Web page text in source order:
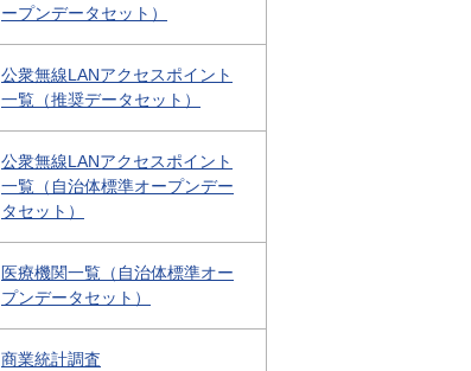
ープンデータセット）
公衆無線LANアクセスポイント
一覧（推奨データセット）
公衆無線LANアクセスポイント
一覧（自治体標準オープンデー
タセット）
医療機関一覧（自治体標準オー
プンデータセット）
商業統計調査